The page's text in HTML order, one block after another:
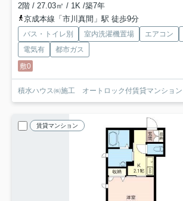
2階 / 27.03㎡ / 1K /築7年
京成本線「市川真間」駅 徒歩9分
バス・トイレ別 室内洗濯機置場 エアコン
電気有
都市ガス
敷0
積水ハウス㈱施工 オートロック付賃貸マンション
賃貸マンション